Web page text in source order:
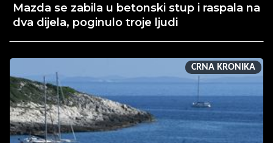
Mazda se zabila u betonski stup i raspala na
dva dijela, poginulo troje ljudi
CRNA KRONIKA